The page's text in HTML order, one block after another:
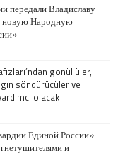
передали Владиславу
новую Народную
gönüllüler,
söndürücüler ve
olacak
Единой России»
и